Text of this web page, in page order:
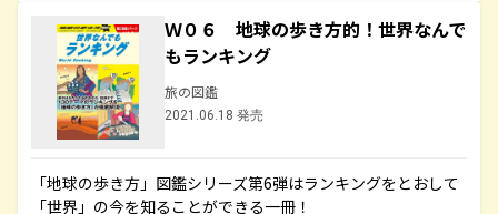
Ｗ０６ 地球の歩き方的！世界なんで
もランキング
旅の図鑑
2021.06.18 発売
「地球の歩き方」図鑑シリーズ第6弾はランキングをとおして
「世界」の今を知ることができる一冊！